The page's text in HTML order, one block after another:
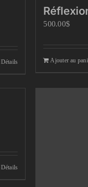
Détails
500.00$
Ajouter au
Détails